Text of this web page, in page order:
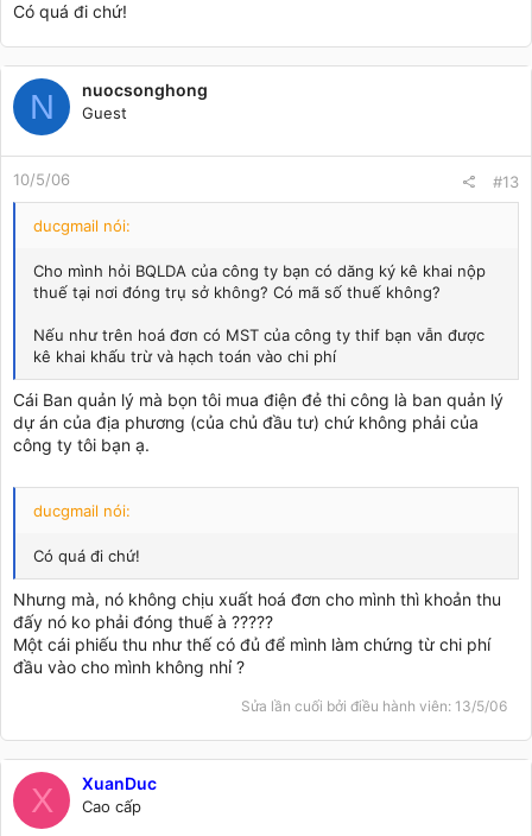
Có quá đi chứ!
N nuocsonghong
Guest
10/5/06 #13
ducgmail nói:
Cho mình hỏi BQLDA của công ty bạn có dăng ký kê khai nộp
thuế tại nơi đóng trụ sở không? Có mã số thuế không?
Nếu như trên hoá đơn có MST của công ty thif bạn vẫn được
kê khai khấu trừ và hạch toán vào chi phí
Cái Ban quản lý mà bọn tôi mua điện đẻ thi công là ban quản lý
dự án của địa phương (của chủ đầu tư) chứ không phải của
công ty tôi bạn ạ.
ducgmail nói:
Có quá đi chứ!
Nhưng mà, nó không chịu xuất hoá đơn cho mình thì khoản thu
đấy nó ko phải đóng thuế à ?????
Một cái phiếu thu như thế có đủ để mình làm chứng từ chi phí
đầu vào cho mình không nhỉ ?
Sửa lần cuối bởi điều hành viên: 13/5/06
X XuanDuc
Cao cấp